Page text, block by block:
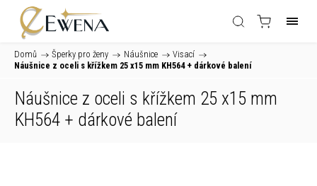
Domů / Šperky pro ženy / Náušnice / Visací /
Náušnice z oceli s křížkem 25 x15 mm KH564 + dárkové balení
Náušnice z oceli s křížkem 25 x15 mm
KH564 + dárkové balení